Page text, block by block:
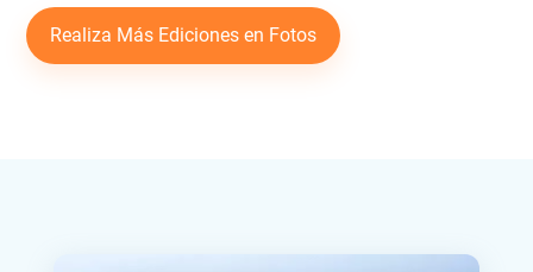
Realiza Más Ediciones en Fotos